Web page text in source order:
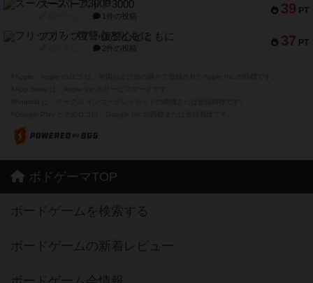
39 PT
スーパーストア3000
1件の投稿
37 PT
フリップ７：復讐心とともに
2件の投稿
ボドゲーマTOP
ボードゲームを検索する
ボードゲームの新着レビュー